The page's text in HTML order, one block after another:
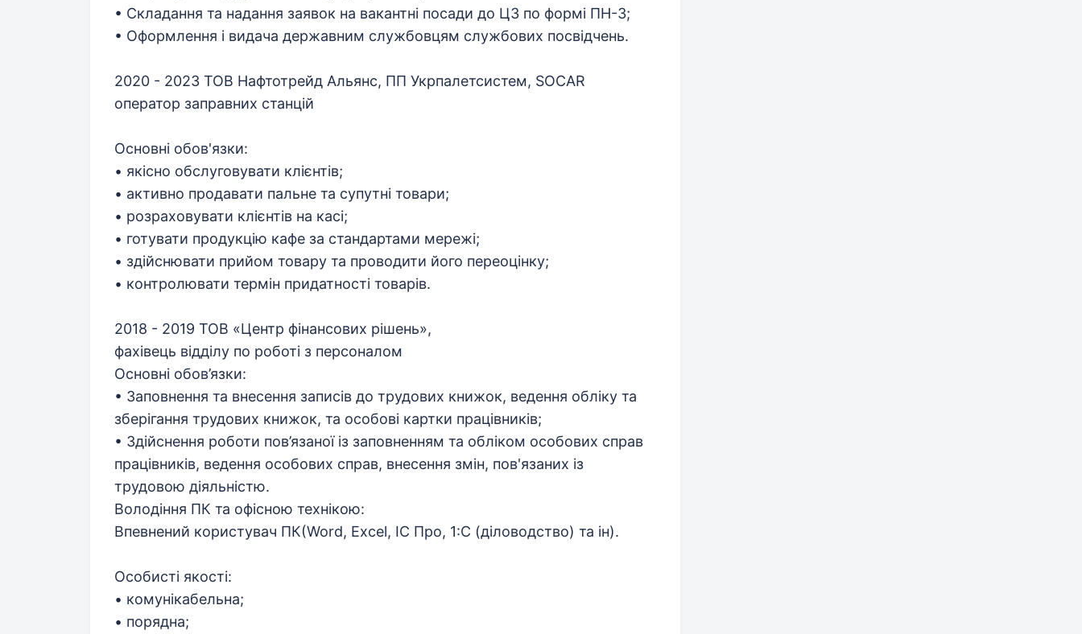
• Складання та надання заявок на вакантні посади до ЦЗ по формі ПН-3;
• Оформлення і видача державним службовцям службових посвідчень.
2020 - 2023 ТОВ Нафтотрейд Альянс, ПП Укрпалетсистем, SOCAR
оператор заправних станцій
Основні обов'язки:
• якісно обслуговувати клієнтів;
• активно продавати пальне та супутні товари;
• розраховувати клієнтів на касі;
• готувати продукцію кафе за стандартами мережі;
• здійснювати прийом товару та проводити його переоцінку;
• контролювати термін придатності товарів.
2018 - 2019 ТОВ «Центр фінансових рішень»,
фахівець відділу по роботі з персоналом
Основні обов’язки:
• Заповнення та внесення записів до трудових книжок, ведення обліку та
зберігання трудових книжок, та особові картки працівників;
• Здійснення роботи пов’язаної із заповненням та обліком особових справ
працівників, ведення особових справ, внесення змін, пов'язаних із
трудовою діяльністю.
Володіння ПК та офісною технікою:
Впевнений користувач ПК(Word, Excel, ІС Про, 1:С (діловодство) та ін).
Особисті якості:
• комунікабельна;
• порядна;